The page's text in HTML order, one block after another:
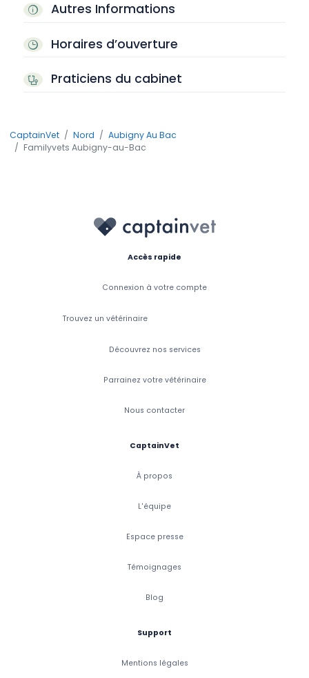
Autres Informations
Horaires d’ouverture
Praticiens du cabinet
CaptainVet Nord
Aubigny Au Bac
Familyvets Aubigny-au-Bac
Accès rapide
Connexion à votre compte
Trouvez un vétérinaire
Découvrez nos services
Parrainez votre vétérinaire
Nous contacter
CaptainVet
À propos
L'équipe
Espace presse
Témoignages
Blog
Support
Mentions légales